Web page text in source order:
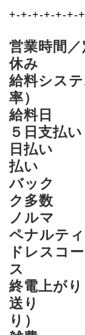
+-+-+-+-+-+-
営業時間
休み
給料シ
率）
給料日
５日支払い
日払
払い
バック
ク多数
ノル
ペナル
ドレス
ス
終電上
送り
り）